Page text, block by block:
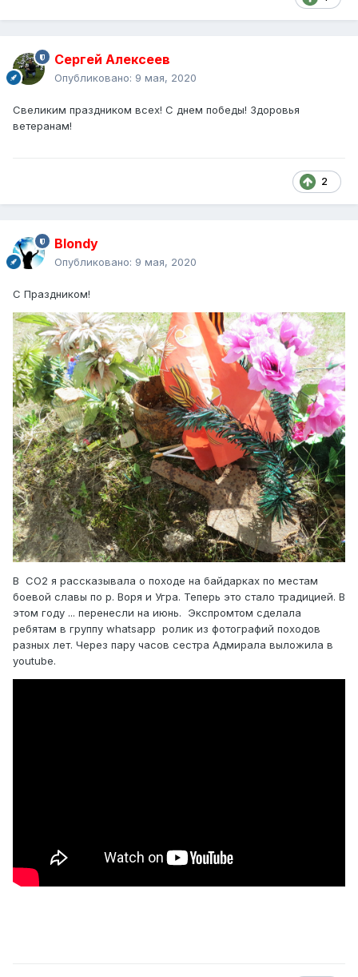
Сергей Алексеев
Опубликовано: 9 мая, 2020
Свеликим праздником всех! С днем победы! Здоровья
ветеранам!
2
Blondy
Опубликовано: 9 мая, 2020
С Праздником!
В СО2 я рассказывала о походе на байдарках по местам
боевой славы по р. Воря и Угра. Теперь это стало традицией. В
этом году ... перенесли на июнь. Экспромтом сделала
ребятам в группу whatsapp ролик из фотографий походов
разных лет. Через пaру часов сестра Адмирала выложила в
youtube.